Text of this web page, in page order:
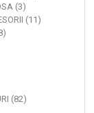
(3)
(11)
(82)